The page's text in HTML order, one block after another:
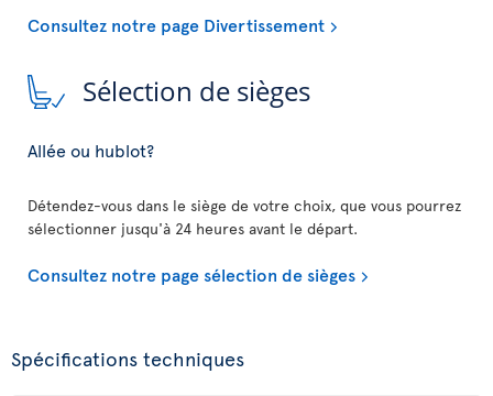
Consultez notre page Divertissement
Sélection de sièges
Allée ou hublot?
Détendez-vous dans le siège de votre choix, que vous pourrez
sélectionner jusqu'à 24 heures avant le départ.
Consultez notre page sélection de sièges
Spécifications techniques